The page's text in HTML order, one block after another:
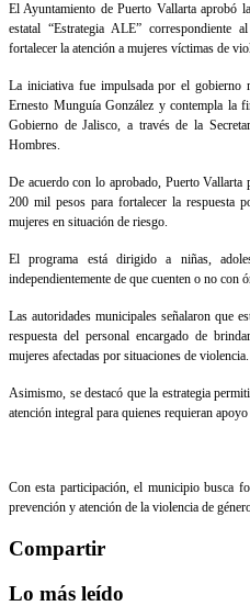
El Ayuntamiento de Puerto Vallarta aprobó
estatal “Estrategia ALE”
fortalecer la atención a mujeres víctimas de
La iniciativa fue impulsada por el gobierno
Ernesto Munguía González y contempla la
Gobierno de Jalisco, a través de la
Hombres.
De acuerdo con lo aprobado, Puerto
200 mil pesos para fortalecer la respuesta
mujeres en situación de riesgo.
El programa está dirigido a niñas,
independientemente de que cuenten o no con
Las autoridades municipales señalaron que
respuesta del personal encargado de
mujeres afectadas por situaciones de violencia.
Asimismo, se destacó que la estrategia
atención integral para quienes requieran
Con esta participación, el municipio busca
prevención y atención de la violencia de
Compartir
Lo más leído